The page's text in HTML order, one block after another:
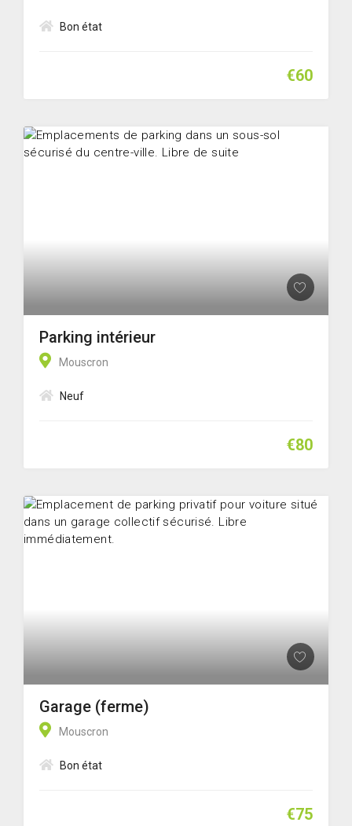
Bon état
€60
Parking intérieur
Mouscron
Neuf
€80
Garage (ferme)
Mouscron
Bon état
€75